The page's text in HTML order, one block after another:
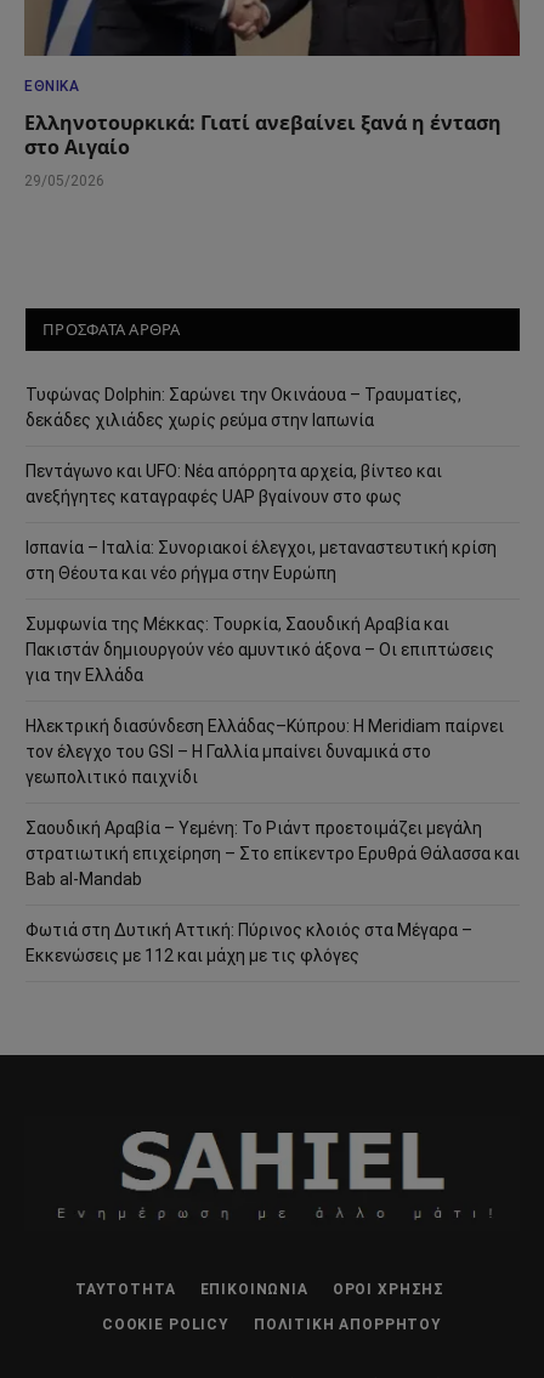
ΕΘΝΙΚΆ
Ελληνοτουρκικά: Γιατί ανεβαίνει ξανά η ένταση
στο Αιγαίο
29/05/2026
ΠΡΟΣΦΑΤΑ ΑΡΘΡΑ
Τυφώνας Dolphin: Σαρώνει την Οκινάουα – Τραυματίες,
δεκάδες χιλιάδες χωρίς ρεύμα στην Ιαπωνία
Πεντάγωνο και UFO: Νέα απόρρητα αρχεία, βίντεο και
ανεξήγητες καταγραφές UAP βγαίνουν στο φως
Ισπανία – Ιταλία: Συνοριακοί έλεγχοι, μεταναστευτική κρίση
στη Θέουτα και νέο ρήγμα στην Ευρώπη
Συμφωνία της Μέκκας: Τουρκία, Σαουδική Αραβία και
Πακιστάν δημιουργούν νέο αμυντικό άξονα – Οι επιπτώσεις
για την Ελλάδα
Ηλεκτρική διασύνδεση Ελλάδας–Κύπρου: Η Meridiam παίρνει
τον έλεγχο του GSI – Η Γαλλία μπαίνει δυναμικά στο
γεωπολιτικό παιχνίδι
Σαουδική Αραβία – Υεμένη: Το Ριάντ προετοιμάζει μεγάλη
στρατιωτική επιχείρηση – Στο επίκεντρο Ερυθρά Θάλασσα και
Bab al-Mandab
Φωτιά στη Δυτική Αττική: Πύρινος κλοιός στα Μέγαρα –
Εκκενώσεις με 112 και μάχη με τις φλόγες
ΤΑΥΤΌΤΗΤΑ ΕΠΙΚΟΙΝΩΝΊΑ ΌΡΟΙ ΧΡΉΣΗΣ
COOKIE POLICY ΠΟΛΙΤΙΚΉ ΑΠΟΡΡΉΤΟΥ